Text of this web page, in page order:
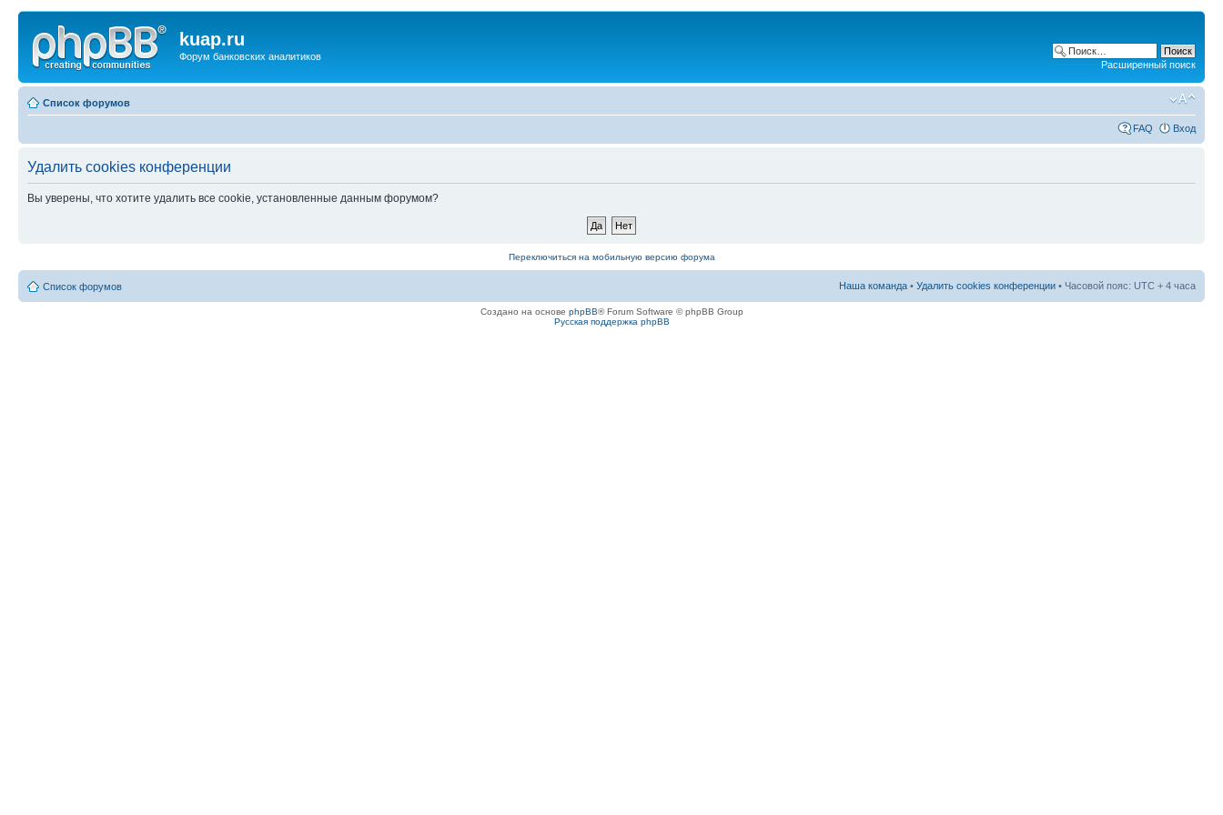
kuap.ru
Форум банковских аналитиков
Расширенный поиск
Список форумов
FAQ Вход
Удалить cookies конференции
Вы уверены, что хотите удалить все cookie, установленные данным форумом?
Переключиться на мобильную версию форума
Список форумов Наша команда • Удалить cookies конференции • Часовой пояс: UTC + 4 часа
Создано на основе phpBB® Forum Software © phpBB Group
Русская поддержка phpBB